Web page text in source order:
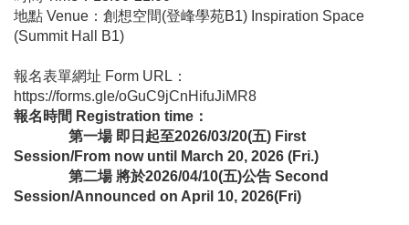
地點 Venue：創想空間(登峰學苑B1) Inspiration Space
(Summit Hall B1)
報名表單網址 Form URL：
https://forms.gle/oGuC9jCnHifuJiMR8
報名時間 Registration time：
第一場 即日起至2026/03/20(五) First
Session/From now until March 20, 2026 (Fri.)
第二場 將於2026/04/10(五)公告 Second
Session/Announced on April 10, 2026(Fri)